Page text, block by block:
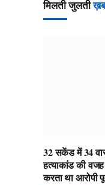
मिलती जुलती
32 सकेंड में 34
हत्याकांड की
करता था आरोपी